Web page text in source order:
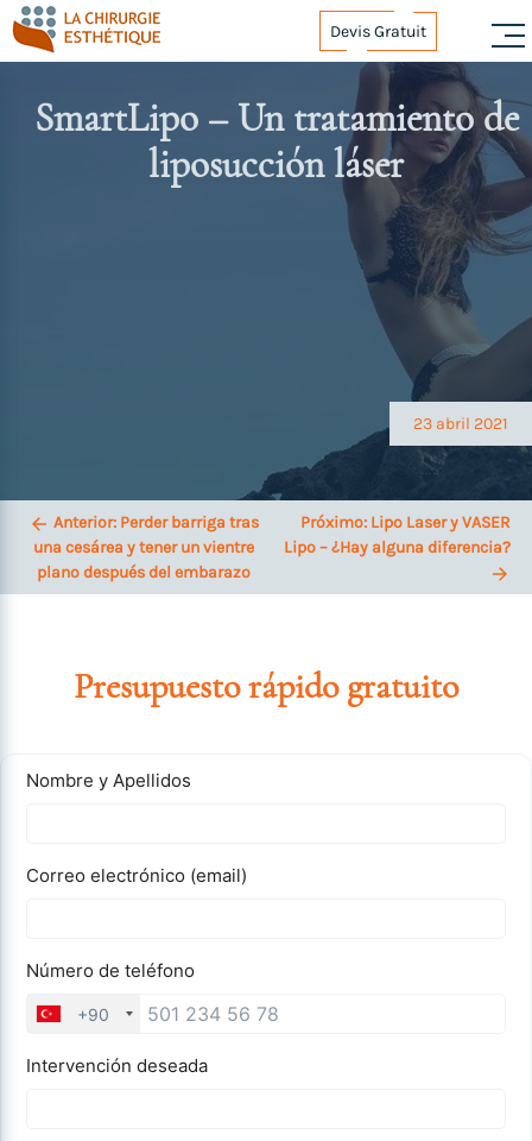
Skip
to
content
Devis Gratuit
SmartLipo – Un tratamiento de
liposucción láser
23 abril 2021
Anterior: Perder barriga tras
una cesárea y tener un vientre
plano después del embarazo
Próximo: Lipo Laser y VASER
Lipo – ¿Hay alguna diferencia?
Presupuesto rápido gratuito